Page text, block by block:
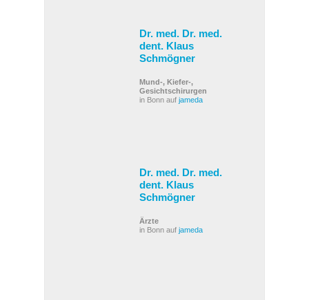
Dr. med. Dr. med.
dent. Klaus
Schmögner
Mund-, Kiefer-,
Gesichtschirurgen
in Bonn auf jameda
Dr. med. Dr. med.
dent. Klaus
Schmögner
Ärzte
in Bonn auf jameda